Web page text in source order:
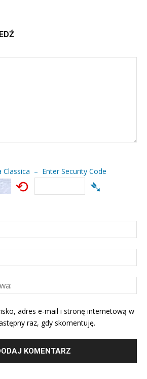
Classica – Enter Security Code
⟲ ➴
adres e-mail i stronę internetową w
raz, gdy skomentuję.